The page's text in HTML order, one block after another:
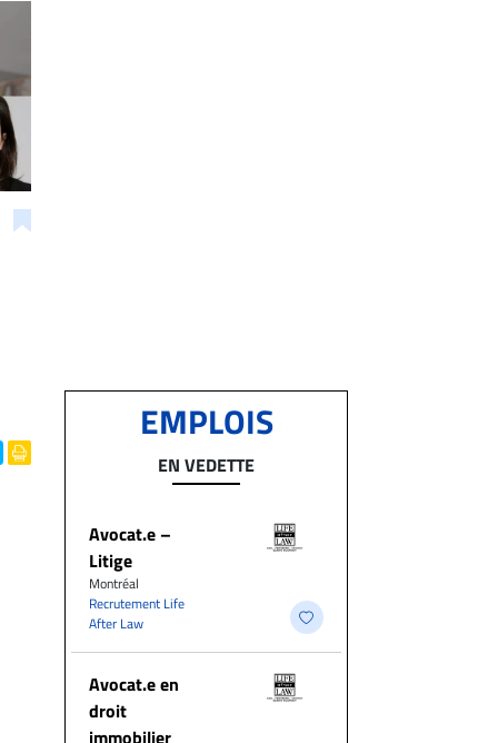
EMPLOIS
EN VEDETTE
Avocat.e –
Litige
Montréal
Recrutement Life
After Law
Avocat.e en
droit
immobilier